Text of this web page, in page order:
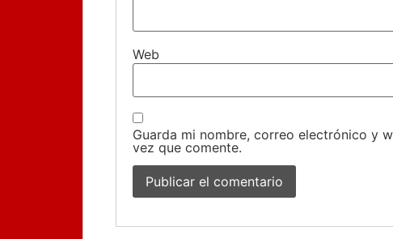
Web
Guarda mi nombre, correo electrónico y
vez que comente.